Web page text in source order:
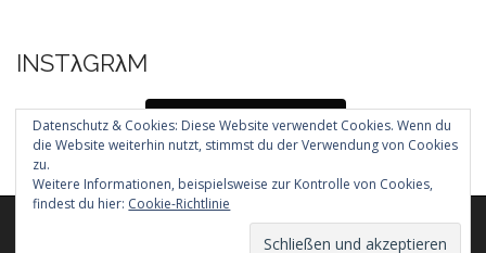
INSTλGRλM
Folg mir auf Instagram
. All Rights Reserved.
Datenschutz & Cookies: Diese Website verwendet Cookies. Wenn du
die Website weiterhin nutzt, stimmst du der Verwendung von Cookies
zu.
Weitere Informationen, beispielsweise zur Kontrolle von Cookies,
findest du hier: Cookie-Richtlinie